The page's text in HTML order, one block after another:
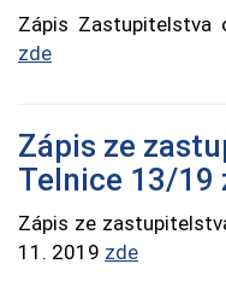
Zápis Zastupitelstva
zde
Zápis ze
Telnice 13/19
Zápis ze
11. 2019 zde